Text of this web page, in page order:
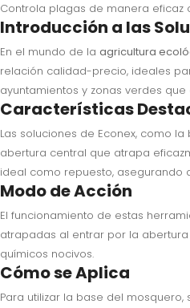
Controla plagas de manera eficaz
Introducción a las
En el mundo de la agricultura
relación calidad-precio, ideales
ayuntamientos y zonas verdes
Características
Las soluciones de Econex, como
abertura central que atrapa
ideal como repuesto, asegurando
Modo de Acción
El funcionamiento de estas
atrapadas al entrar por la
químicos nocivos.
Cómo se Aplica
Para utilizar la base del